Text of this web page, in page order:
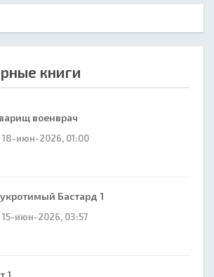
книги
военврач
18-июн-2026, 01:00
Бастард 1
15-июн-2026, 03:57
1